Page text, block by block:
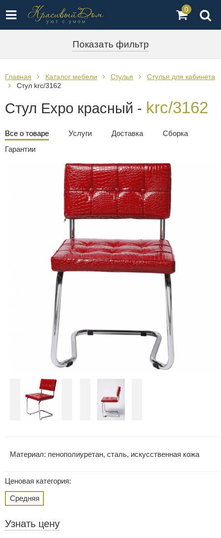
0
Показать фильтр
Главная Каталог мебели Стулья
Стулья для кабинета
Стул krc/3162
Стул Expo красный - krc/3162
Все о товаре Услуги Доставка
Сборка
Гарантии
Материал: пенополиуретан, сталь, искусственная кожа
Ценовая категория:
Средняя
Узнать цену